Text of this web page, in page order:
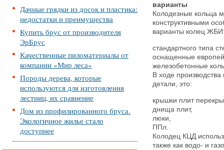
Дачные грядки из досок и пластика:
недостатки и преимущества
Купить брус от производителя
ЭрБрус
Качественные пиломатериалы от
компании «Мир леса»
Породы дерева, которые
используются для изготовления
лестниц, их сравнение
Дом из профилированного бруса.
Экологичное жилье стало
доступнее
варианты
Колодезные кольца
конструктивными
варианты колец
стандартного типа
оснащенные
железобетонные
В ходе
детали, это:
крышки плит
днища плит,
люки,
ППл.
Колодец КЦД
также как водо- и